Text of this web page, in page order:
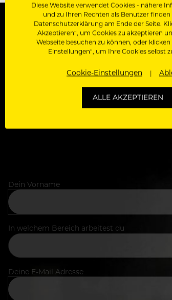
Zugriff auf alle Artikel, Videos &
Dein Vorname
In welchem Bereich arbeitest du
Deine E-Mail Adresse
Diese Website verwendet Cookies - nähere
und zu Ihren Rechten als Benutzer finden
Datenschutzerklärung am Ende der Seite.
Akzeptieren“, um Cookies zu akzeptieren
Webseite besuchen zu können, oder klicken
Einstellungen“, um Ihre Cookies selbst
Cookie-Einstellungen
ALLE AKZEPTIEREN